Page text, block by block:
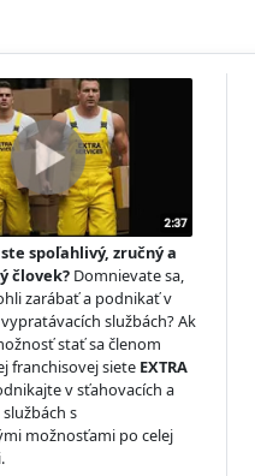
spoľahlivý, zručný a
človek? Domnievate sa,
zarábať a podnikať v
službách? Ak
stať sa členom
franchisovej siete EXTRA
v sťahovacích a
s
možnosťami po celej